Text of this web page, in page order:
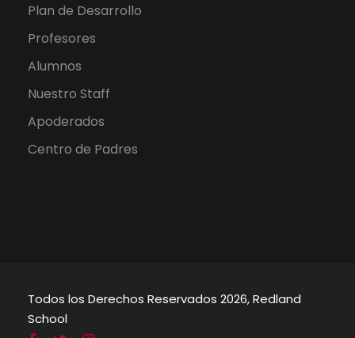
Plan de Desarrollo
Profesores
Alumnos
Nuestro Staff
Apoderados
Centro de Padres
Todos los Derechos Reservados 2026, Redland
School